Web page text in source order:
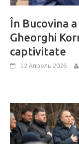
În Bucovina
Gheorghi
captivitate
12 Апрель 2026